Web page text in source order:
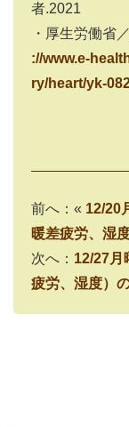
者.2021
・厚生労働省
://www.e-
ry/heart/yk-
前へ：« 12/20
暖差疲労、湿
次へ： 12/27月
疲労、湿度）